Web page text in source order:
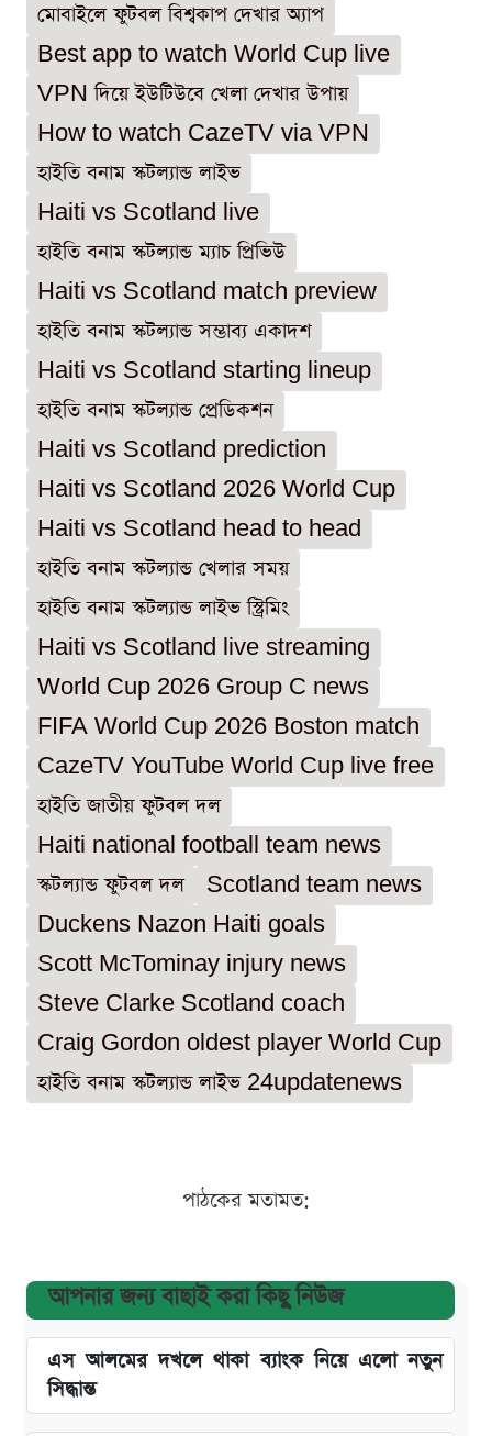
মোবাইলে ফুটবল বিশ্বকাপ দেখার অ্যাপ
Best app to watch World Cup live
VPN দিয়ে ইউটিউবে খেলা দেখার উপায়
How to watch CazeTV via VPN
হাইতি বনাম স্কটল্যান্ড লাইভ
Haiti vs Scotland live
হাইতি বনাম স্কটল্যান্ড ম্যাচ প্রিভিউ
Haiti vs Scotland match preview
হাইতি বনাম স্কটল্যান্ড সম্ভাব্য একাদশ
Haiti vs Scotland starting lineup
হাইতি বনাম স্কটল্যান্ড প্রেডিকশন
Haiti vs Scotland prediction
Haiti vs Scotland 2026 World Cup
Haiti vs Scotland head to head
হাইতি বনাম স্কটল্যান্ড খেলার সময়
হাইতি বনাম স্কটল্যান্ড লাইভ স্ট্রিমিং
Haiti vs Scotland live streaming
World Cup 2026 Group C news
FIFA World Cup 2026 Boston match
CazeTV YouTube World Cup live free
হাইতি জাতীয় ফুটবল দল
Haiti national football team news
স্কটল্যান্ড ফুটবল দল
Scotland team news
Duckens Nazon Haiti goals
Scott McTominay injury news
Steve Clarke Scotland coach
Craig Gordon oldest player World Cup
হাইতি বনাম স্কটল্যান্ড লাইভ 24updatenews
পাঠকের মতামত:
আপনার জন্য বাছাই করা কিছু নিউজ
এস আলমের দখলে থাকা ব্যাংক নিয়ে এলো নতুন
সিদ্ধান্ত